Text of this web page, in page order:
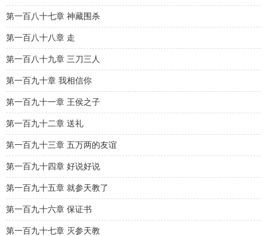
第一百八十七章 神藏围杀
第一百八十八章 走
第一百八十九章 三刀三人
第一百九十章 我相信你
第一百九十一章 王侯之子
第一百九十二章 送礼
第一百九十三章 五万两的友谊
第一百九十四章 好说好说
第一百九十五章 就参天教了
第一百九十六章 保证书
第一百九十七章 灭参天教